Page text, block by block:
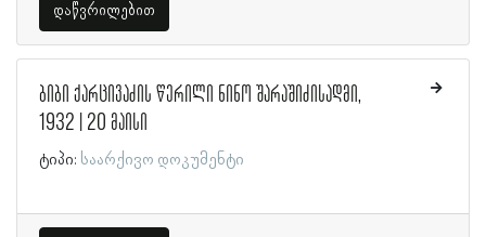
დაწვრილებით
ბიბი ქარცივაძის წერილი ნინო შარაშიძისადმი,
1932 | 20 მაისი
ტიპი: საარქივო დოკუმენტი